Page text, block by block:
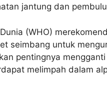
jantung dan
(WHO)
seimbang untuk
pentingnya
melimpah dalam